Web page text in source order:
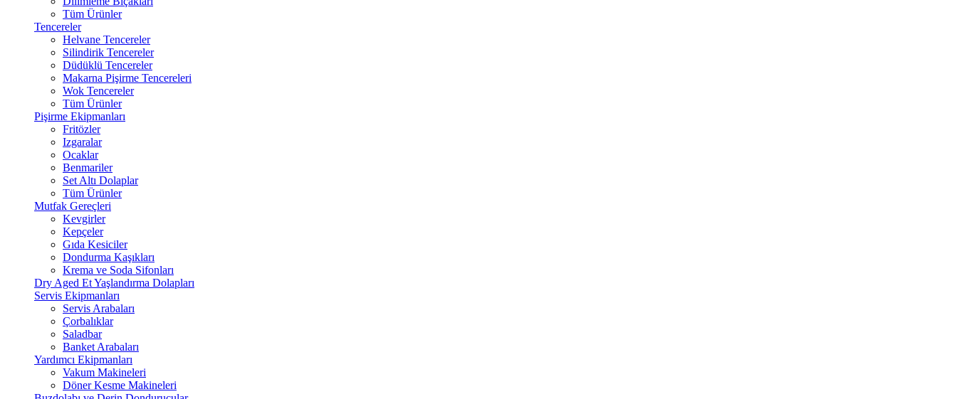
Tüm Ürünler
Tencereler
Helvane Tencereler
Silindirik Tencereler
Düdüklü Tencereler
Makarna Pişirme Tencereleri
Wok Tencereler
Tüm Ürünler
Pişirme Ekipmanları
Fritözler
Izgaralar
Ocaklar
Benmariler
Set Altı Dolaplar
Tüm Ürünler
Mutfak Gereçleri
Kevgirler
Kepçeler
Gıda Kesiciler
Dondurma Kaşıkları
Krema ve Soda Sifonları
Dry Aged Et Yaşlandırma Dolapları
Servis Ekipmanları
Servis Arabaları
Çorbalıklar
Saladbar
Banket Arabaları
Yardımcı Ekipmanları
Vakum Makineleri
Döner Kesme Makineleri